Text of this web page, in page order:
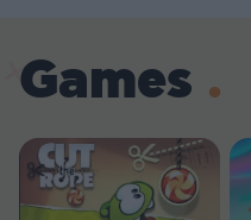
Games